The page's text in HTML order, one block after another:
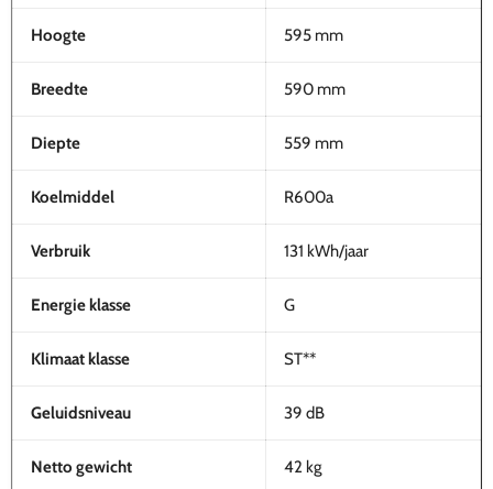
Hoogte 595 mm
Breedte 590 mm
Diepte 559 mm
Koelmiddel R600a
Verbruik 131 kWh/jaar
Energie klasse G
Klimaat klasse ST**
Geluidsniveau 39 dB
Netto gewicht 42 kg